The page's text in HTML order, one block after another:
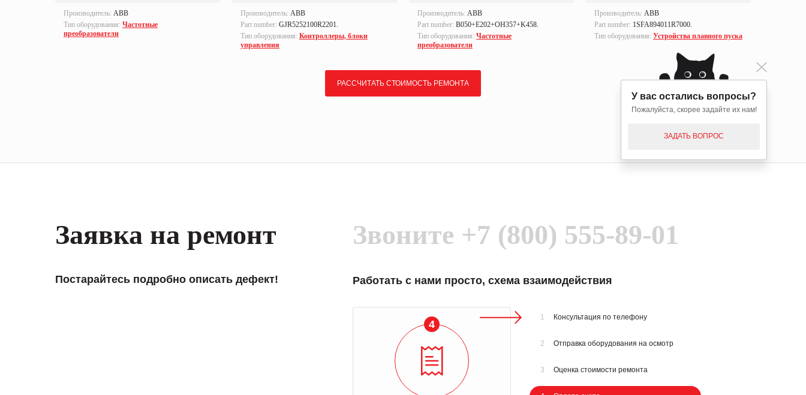
Производитель: ABB
Тип оборудования: Частотные
преобразователи
Производитель: ABB
Part number: GJR5252100R2201.
Тип оборудования: Контроллеры, блоки
управления
Производитель: ABB
Part number: B050+E202+OH357+K458.
Тип оборудования: Частотные
преобразователи
Производитель: ABB
Part number: 1SFA894011R7000.
Тип оборудования: Устройства плавного пуска
РАССЧИТАТЬ СТОИМОСТЬ РЕМОНТА
Заявка на ремонт
Постарайтесь подробно описать дефект!
Звоните +7 (800) 555-89-01
Работать с нами просто, схема взаимодействия
4
1 Консультация по телефону
2 Отправка оборудования на осмотр
3 Оценка стоимости ремонта
У вас остались вопросы?
Пожалуйста, скорее задайте их нам!
ЗАДАТЬ ВОПРОС